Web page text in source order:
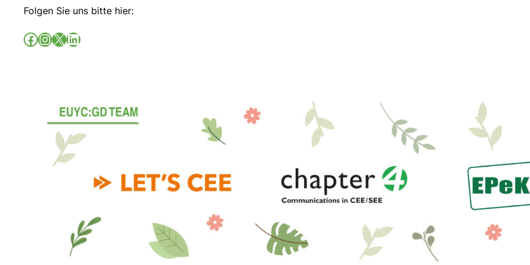
Folgen Sie uns bitte hier: